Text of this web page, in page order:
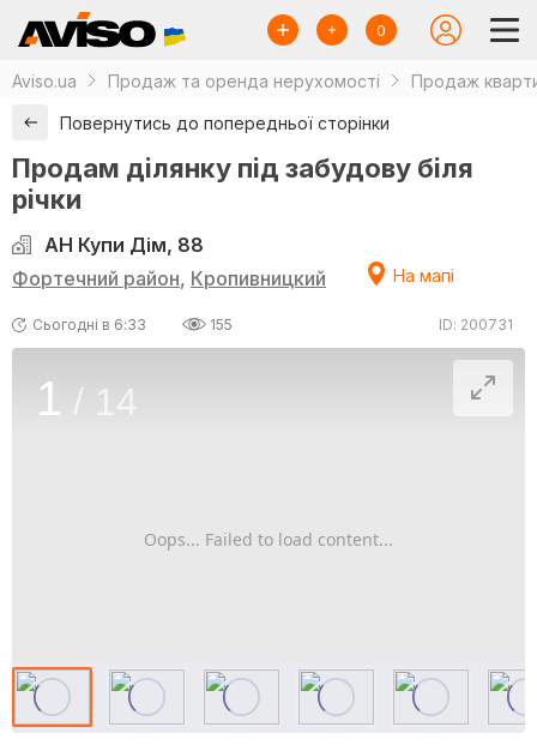
0
Aviso.ua Продаж та оренда нерухомості Продаж
Повернутись до попередньої сторінки
Продам ділянку під забудову біля
річки
АН Купи Дім, 88
Фортечний район, Кропивницкий На мапі
Сьогодні в 6:33 155 ID: 200731
Oops... Failed to load content...
1 / 14